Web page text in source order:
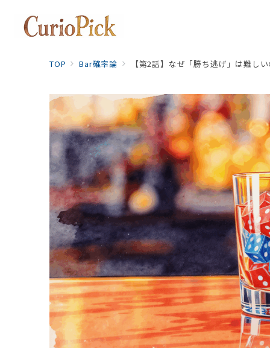
TOP Bar確率論 【第2話】なぜ「勝ち逃げ」は難し